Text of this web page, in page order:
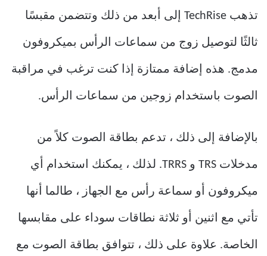
تذهب TechRise إلى أبعد من ذلك وتتضمن مقبسًا
ثالثًا لتوصيل زوج من سماعات الرأس بميكروفون
مدمج. هذه إضافة ممتازة إذا كنت ترغب في مراقبة
الصوت باستخدام زوجين من سماعات الرأس.
بالإضافة إلى ذلك ، تدعم بطاقة الصوت كلاً من
مدخلات TRS و TRRS. لذلك ، يمكنك استخدام أي
ميكروفون أو سماعة رأس مع الجهاز ، طالما أنها
تأتي مع اثنين أو ثلاثة نطاقات سوداء على مقابسها
الخاصة. علاوة على ذلك ، تتوافق بطاقة الصوت مع